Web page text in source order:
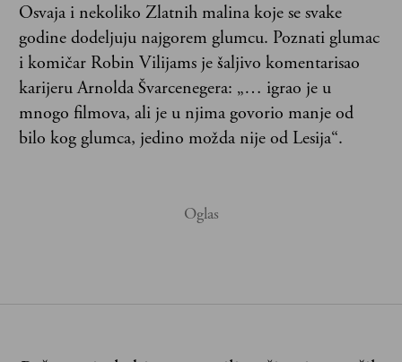
Osvaja i nekoliko Zlatnih malina koje se svake
godine dodeljuju najgorem glumcu. Poznati glumac
i komičar Robin Vilijams je šaljivo komentarisao
karijeru Arnolda Švarcenegera: „… igrao je u
mnogo filmova, ali je u njima govorio manje od
bilo kog glumca, jedino možda nije od Lesija“.